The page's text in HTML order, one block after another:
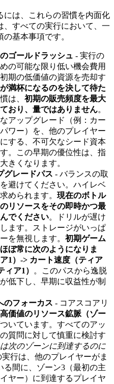
には、これらの習慣を内面化
すべての実行において、一
基本事項です。
ゴールドラッシュ - 実行の
の可能な限り低い機会費用
期の低価値の資源を売却す
満杯になるのを決して待た
は、 初期の販売頻度を最大
おり、量ではありません。
アップグレード（例：カー
ワー）を、他のプレイヤー
する、不可欠なシード資本
。この早期の優位性は、指
きくなります。
グレードパス - バランスの取
避けてください。ハイレベ
められます。 現在のボトル
リソースをその即時かつ最
でください。ドリルが遅け
ます。ストレージがいっぱ
を無視します。 初期ゲーム
ぼ常に次のようになりま
1）-> カート速度（ティア
ア1） 。このパスから逸脱
低下し、早期に収益性が制
のフォーカス - コアスコアリ
価値のリソース鉱脈（ゾー
いています。すべてのアッ
質問に対して慎重に検討す
次のゾーンに到達するのに
行は、他のプレイヤーがま
る間に、ゾーン3（最初の主
ヤー）に到達するプレイヤ